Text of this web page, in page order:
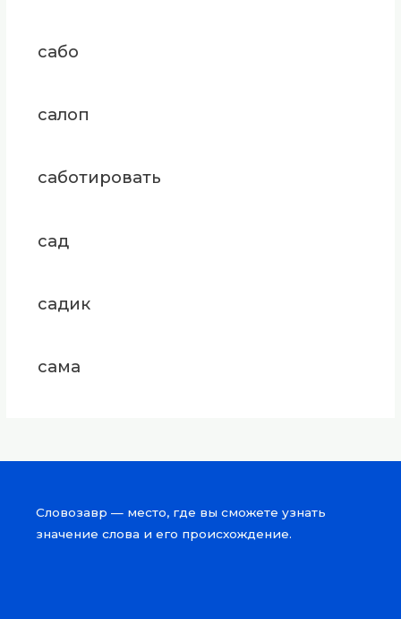
сабо
салоп
саботировать
сад
садик
сама
Словозавр — место, где вы сможете узнать
значение слова и его происхождение.